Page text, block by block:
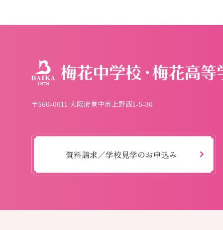
〒560-0011 大阪府豊中市上野西1-5-30
資料請求／学校見学のお申込み